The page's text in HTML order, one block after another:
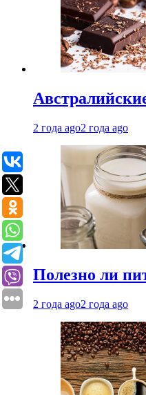
2 года ago2 года ago
Полезно ли
2 года ago2 года ago